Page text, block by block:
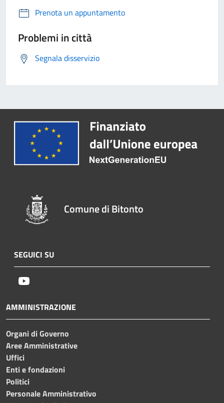
Prenota un appuntamento
Problemi in città
Segnala disservizio
Comune di Bitonto
SEGUICI SU
AMMINISTRAZIONE
Organi di Governo
Aree Amministrative
Uffici
Enti e fondazioni
Politici
Personale Amministrativo